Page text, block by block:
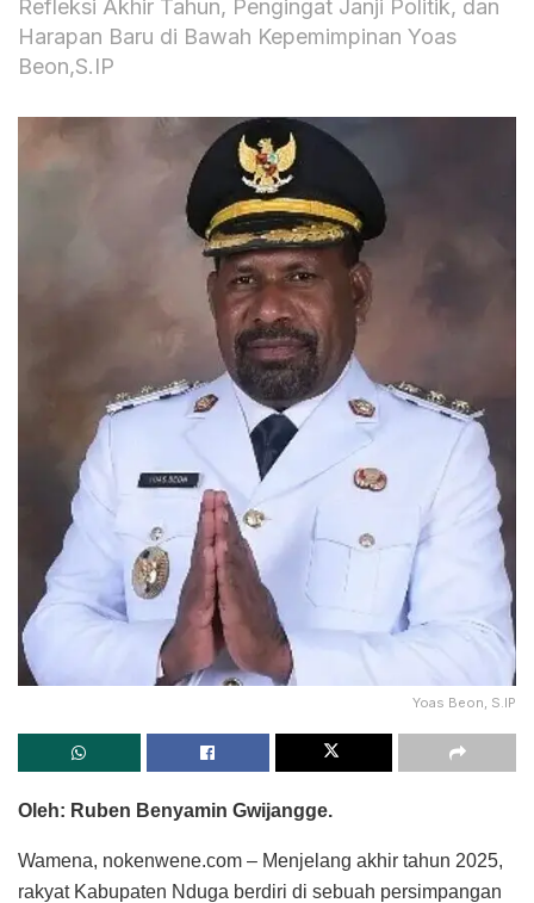
Refleksi Akhir Tahun, Pengingat Janji Politik, dan
Harapan Baru di Bawah Kepemimpinan Yoas
Beon,S.IP
Yoas Beon, S.IP
Oleh: Ruben Benyamin Gwijangge.
Wamena, nokenwene.com – Menjelang akhir tahun 2025,
rakyat Kabupaten Nduga berdiri di sebuah persimpangan